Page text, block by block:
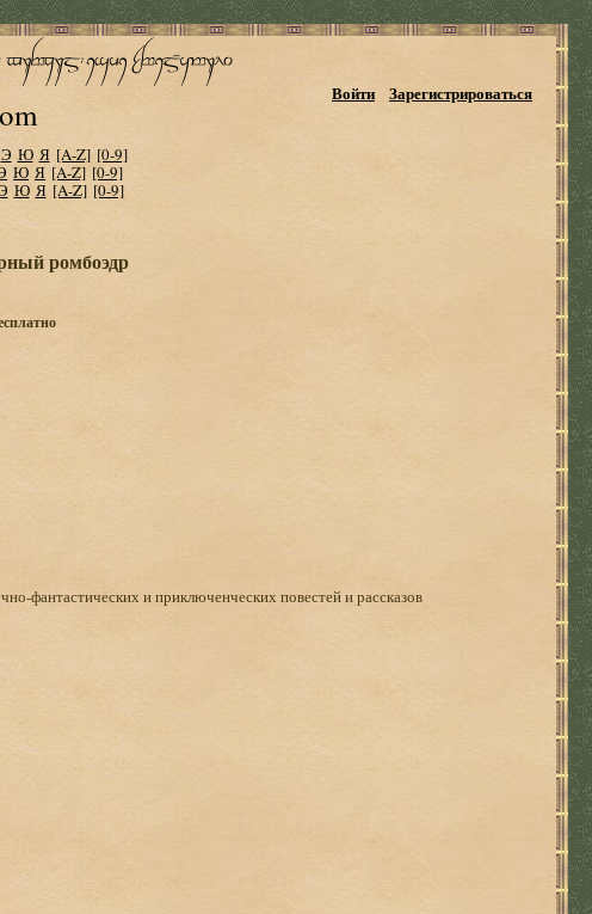
Войти Зарегистрироваться
Э Ю Я [A-Z] [0-9]
Ю Я [A-Z] [0-9]
Ю Я [A-Z] [0-9]
ромбоэдр
фантастических и приключенческих повестей и рассказов